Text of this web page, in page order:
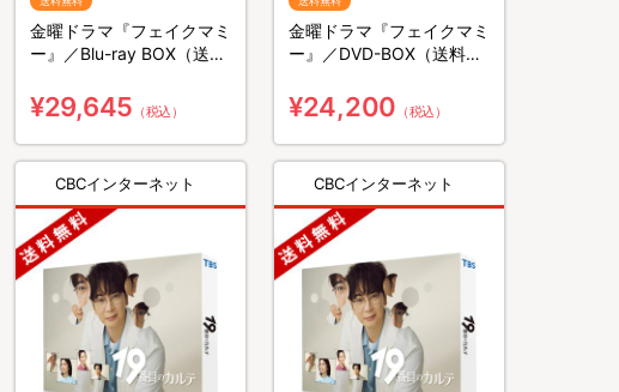
金曜ドラマ『フェイクマミ
ー』／Blu-ray BOX（送料
¥29,645 （税込）
金曜ドラマ『フェイクマミ
ー』／DVD-BOX（送料無
¥24,200 （税込）
CBCインターネット CBCインターネット